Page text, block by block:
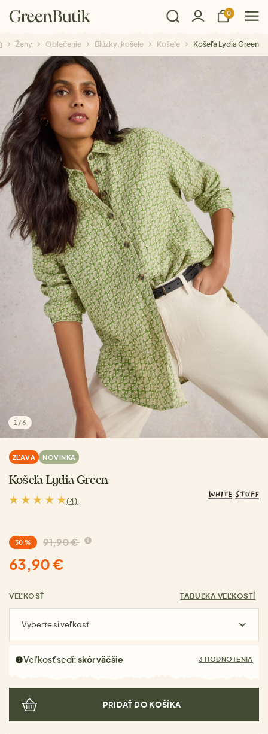
0
Ženy Oblečenie Blúzky, košele Košele Košeľa Lydia Green
1 /6
ZĽAVA NOVINKA
Košeľa Lydia Green
(4)
30 % 91,90 €
63,90 €
VEĽKOSŤ TABUĽKA VEĽKOSTÍ
Vyberte si veľkosť
Veľkosť sedí:skôr väčšie 3 HODNOTENIA
PRIDAŤ DO KOŠÍKA